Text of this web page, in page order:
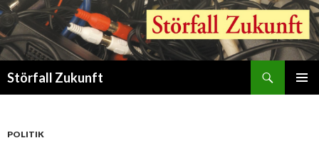
Störfall Zukunft
POLITIK